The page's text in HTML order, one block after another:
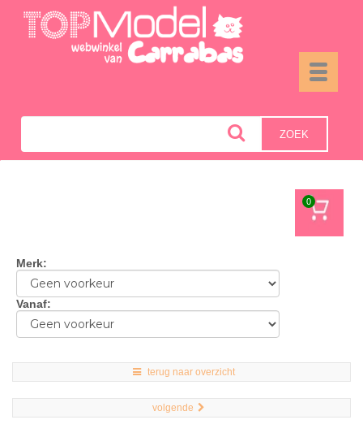
Toggle
ZOEK
0
Merk:
Vanaf:
terug naar overzicht
volgende